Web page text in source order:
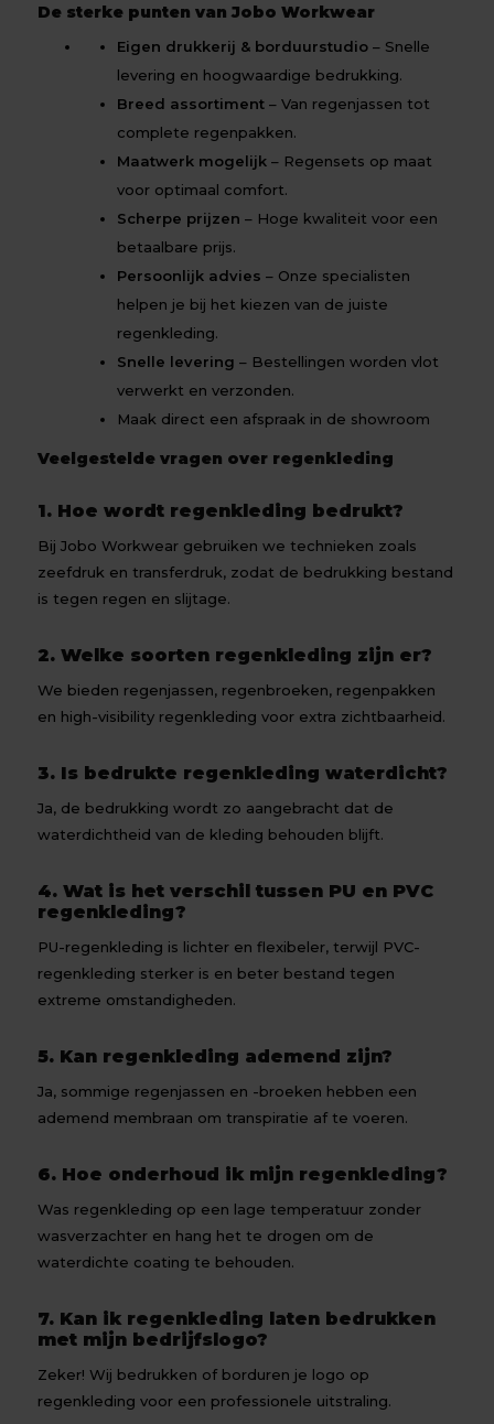
De sterke punten van Jobo Workwear
Eigen drukkerij & borduurstudio – Snelle
levering en hoogwaardige bedrukking.
Breed assortiment – Van regenjassen tot
complete regenpakken.
Maatwerk mogelijk – Regensets op maat
voor optimaal comfort.
Scherpe prijzen – Hoge kwaliteit voor een
betaalbare prijs.
Persoonlijk advies – Onze specialisten
helpen je bij het kiezen van de juiste
regenkleding.
Snelle levering – Bestellingen worden vlot
verwerkt en verzonden.
Maak direct een afspraak in de showroom
Veelgestelde vragen over regenkleding
1. Hoe wordt regenkleding bedrukt?
Bij Jobo Workwear gebruiken we technieken zoals
zeefdruk en transferdruk, zodat de bedrukking bestand
is tegen regen en slijtage.
2. Welke soorten regenkleding zijn er?
We bieden regenjassen, regenbroeken, regenpakken
en high-visibility regenkleding voor extra zichtbaarheid.
3. Is bedrukte regenkleding waterdicht?
Ja, de bedrukking wordt zo aangebracht dat de
waterdichtheid van de kleding behouden blijft.
4. Wat is het verschil tussen PU en PVC
regenkleding?
PU-regenkleding is lichter en flexibeler, terwijl PVC-
regenkleding sterker is en beter bestand tegen
extreme omstandigheden.
5. Kan regenkleding ademend zijn?
Ja, sommige regenjassen en -broeken hebben een
ademend membraan om transpiratie af te voeren.
6. Hoe onderhoud ik mijn regenkleding?
Was regenkleding op een lage temperatuur zonder
wasverzachter en hang het te drogen om de
waterdichte coating te behouden.
7. Kan ik regenkleding laten bedrukken
met mijn bedrijfslogo?
Zeker! Wij bedrukken of borduren je logo op
regenkleding voor een professionele uitstraling.